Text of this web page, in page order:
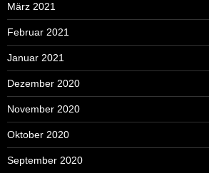
März 2021
Februar 2021
Januar 2021
Dezember 2020
November 2020
Oktober 2020
September 2020